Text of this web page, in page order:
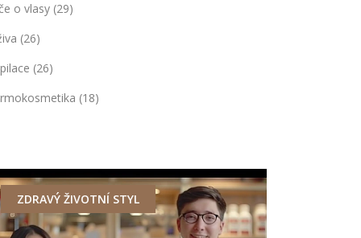
o vlasy (29)
(26)
(26)
(18)
ZDRAVÝ ŽIVOTNÍ STYL